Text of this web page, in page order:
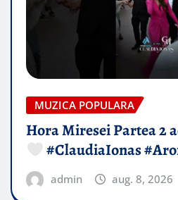
MUZICA POPULARA
Hora Miresei Partea 2
#ClaudiaIonas
admin aug. 8, 2026